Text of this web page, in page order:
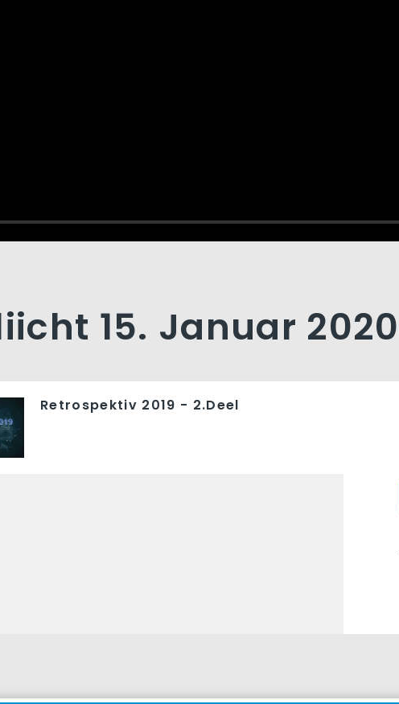
15. Januar 2020
Retrospektiv 2019 - 2.Deel